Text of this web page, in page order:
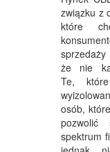
związku z
które
że nie
Te,
osób,
spektrum